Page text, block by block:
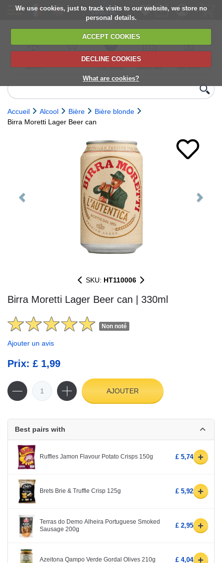
We use cookies, just to track visits to our website, we store no
personal details.
ACCEPT COOKIES
DECLINE COOKIES
What are cookies?
delivery
6,000+ products
Direct import
from Europe
Choose your
delivery date
next orders
Accueil Alcool Bière
Bière blonde
Birra Moretti Lager Beer can
SKU: HT110006
Birra Moretti Lager Beer can | 330ml
Non noté
Ajouter un avis
Prix: £ 1,99
AJOUTER
Best pairs with
Ruffles Jamon Flavour Potato Crisps 150g £ 5,74 +
Brets Brie & Truffle Crisp 125g £ 5,92 +
Terras do Demo Alheira Portuguese Smoked
Sausage 200g
£ 2,95 +
Azeitona Qampo Verde Gordal Olives 210g £ 4,04 +